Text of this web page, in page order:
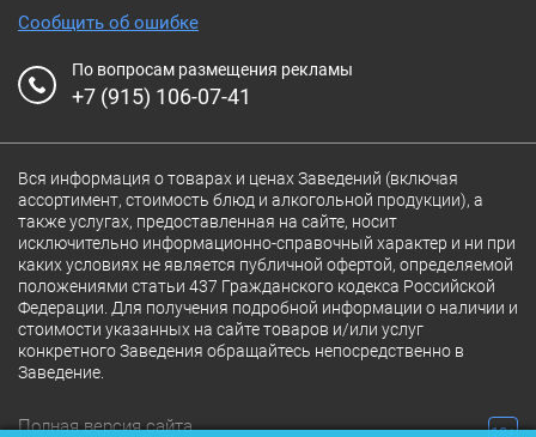
Сообщить об ошибке
По вопросам размещения рекламы
+7 (915) 106-07-41
Вся информация о товарах и ценах Заведений (включая
ассортимент, стоимость блюд и алкогольной продукции), а
также услугах, предоставленная на сайте, носит
исключительно информационно-справочный характер и ни при
каких условиях не является публичной офертой, определяемой
положениями статьи 437 Гражданского кодекса Российской
Федерации. Для получения подробной информации о наличии и
стоимости указанных на сайте товаров и/или услуг
конкретного Заведения обращайтесь непосредственно в
Заведение.
Полная версия сайта 18+